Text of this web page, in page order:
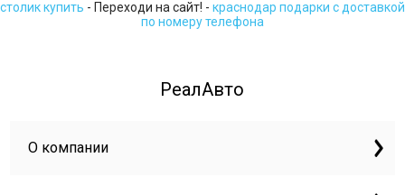
столик купить - Переходи на сайт! - краснодар подарки с доставкой
по номеру телефона
РеалАвто
О компании